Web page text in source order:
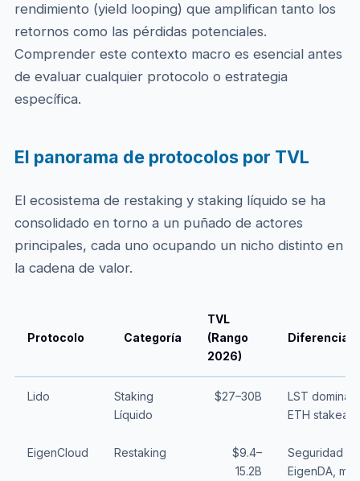
rendimiento (yield looping) que amplifican tanto los
retornos como las pérdidas potenciales.
Comprender este contexto macro es esencial antes
de evaluar cualquier protocolo o estrategia
específica.
El panorama de protocolos por TVL
El ecosistema de restaking y staking líquido se ha
consolidado en torno a un puñado de actores
principales, cada uno ocupando un nicho distinto en
la cadena de valor.
Protocolo Categoría
TVL
(Rango
2026)
Lido
Staking
Líquido
$27–30B
LST
ETH
EigenCloud Restaking
$9.4–
15.2B
Seguridad
EigenDA,